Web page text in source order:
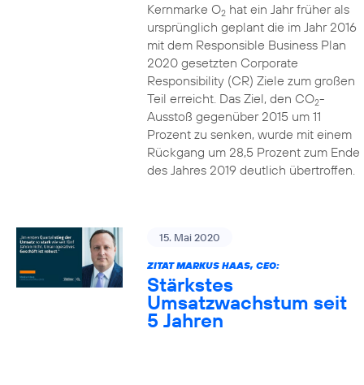
Kernmarke O2hat ein Jahr früher als
ursprünglich geplant die im Jahr 2016
mit dem Responsible Business Plan
2020 gesetzten Corporate
Responsibility (CR) Ziele zum großen
Teil erreicht. Das Ziel, den CO2-
Ausstoß gegenüber 2015 um 11
Prozent zu senken, wurde mit einem
Rückgang um 28,5 Prozent zum Ende
des Jahres 2019 deutlich übertroffen.
15. Mai 2020
ZITAT MARKUS HAAS, CEO:
Stärkstes
Umsatzwachstum seit
5 Jahren